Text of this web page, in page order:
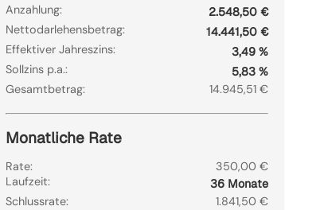
Anzahlung:
2.548,50 €
Nettodarlehensbetrag:
14.441,50 €
Effektiver Jahreszins:
3,49 %
Sollzins p.a.:
5,83 %
Gesamtbetrag:
14.945,51 €
Monatliche Rate
Rate:
350,00 €
Laufzeit:
36 Monate
Schlussrate:
1.841,50 €